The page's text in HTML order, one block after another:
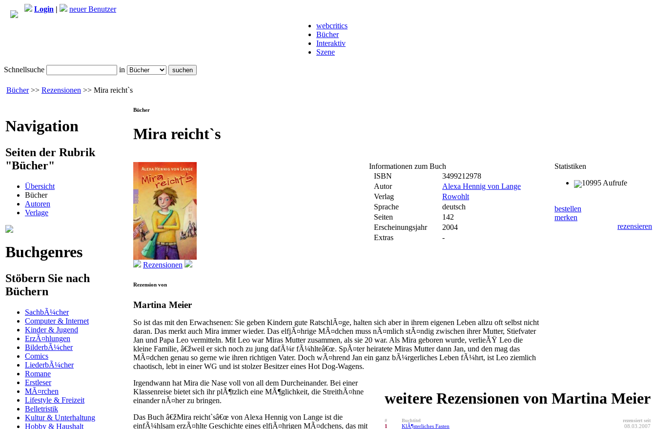
Login |
neuer Benutzer
webcritics
Bücher
Interaktiv
Szene
Schnellsuche in
Bücher>> Rezensionen >> Mira reicht`s
Navigation
Seiten der Rubrik
"Bücher"
Übersicht
Bücher
Autoren
Verlage
Buchgenres
Stöbern Sie nach
Büchern
SachbÃ¼cher
Computer & Internet
Kinder & Jugend
ErzÃ¤hlungen
BilderbÃ¼cher
Comics
LiederbÃ¼cher
Romane
Erstleser
MÃ¤rchen
Lifestyle & Freizeit
Belletristik
Kultur & Unterhaltung
Hobby & Haushalt
Bücher
Mira reicht`s
Statistiken
10995 Aufrufe
bestellen
merken
rezensieren
Informationen zum Buch
ISBN
3499212978
Autor
Alexa Hennig von Lange
Verlag
Rowohlt
Sprache
deutsch
Seiten
142
Erscheinungsjahr
2004
Extras
-
Rezensionen
Rezension von
Martina Meier
So ist das mit den Erwachsenen: Sie geben Kindern gute RatschlÃ¤ge, halten sich aber in ihrem eigenen Leben allzu oft selbst nicht
daran. Das merkt auch Mira immer wieder. Das elfjÃ¤hrige MÃ¤dchen muss nÃ¤mlich stÃ¤ndig zwischen ihrer Mutter, Stiefvater
Jan und Papa Leo vermitteln. Mit Leo war Miras Mutter zusammen, als sie 20 war. Als Mira geboren wurde, verlieÃŸ Leo die
kleine Familie, â€žweil er sich noch zu jung dafÃ¼r fÃ¼hlteâ€œ. SpÃ¤ter heiratete Miras Mutter dann Jan, und den mag das
MÃ¤dchen genau so gerne wie ihren richtigen Vater. Doch wÃ¤hrend Jan ein ganz bÃ¼rgerliches Leben fÃ¼hrt, ist Leo ziemlich
chaotisch, lebt in einer WG und ist stolzer Besitzer eines Hot Dog-Wagens.
weitere Rezensionen von Martina Meier
# rezensiert seit
Buchtitel
1 08.03.2007
KlÃ¶sterliches Fasten
Irgendwann hat Mira die Nase voll von all dem Durcheinander. Bei einer
Klassenreise bietet sich ihr plÃ¶tzlich eine MÃ¶glichkeit, die StreithÃ¤hne
einander nÃ¤her zu bringen.
Das Buch â€žMira reicht`sâ€œ von Alexa Hennig von Lange ist die
einfÃ¼hlsam erzÃ¤hlte Geschichte eines elfjÃ¤hrigen MÃ¤dchens, das mit